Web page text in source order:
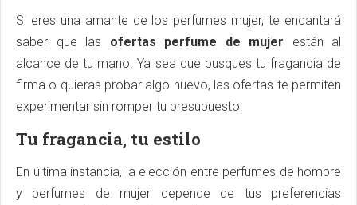
Si eres una amante de los perfumes mujer, te encantará
saber que las ofertas perfume de mujer están al
alcance de tu mano. Ya sea que busques tu fragancia de
firma o quieras probar algo nuevo, las ofertas te permiten
experimentar sin romper tu presupuesto.
Tu fragancia, tu estilo
En última instancia, la elección entre perfumes de hombre
y perfumes de mujer depende de tus preferencias